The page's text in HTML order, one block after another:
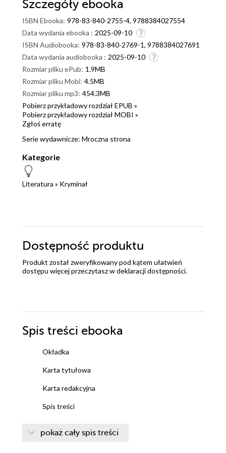
Szczegóły ebooka
ISBN Ebooka: 978-83-840-2755-4, 9788384027554
Data wydania ebooka : 2025-09-10
ISBN Audiobooka: 978-83-840-2769-1, 9788384027691
Data wydania audiobooka : 2025-09-10
Rozmiar pliku ePub: 1.9MB
Rozmiar pliku Mobi: 4.5MB
Rozmiar pliku mp3: 454.3MB
Pobierz przykładowy rozdział EPUB »
Pobierz przykładowy rozdział MOBI »
Zgłoś erratę
Serie wydawnicze: Mroczna strona
Kategorie
Literatura » Kryminał
Dostępność produktu
Produkt został zweryfikowany pod kątem ułatwień
dostępu więcej przeczytasz wdeklaracji dostępności.
Spis treści ebooka
Okładka
Karta tytułowa
Karta redakcyjna
Spis treści
pokaż cały spis treści